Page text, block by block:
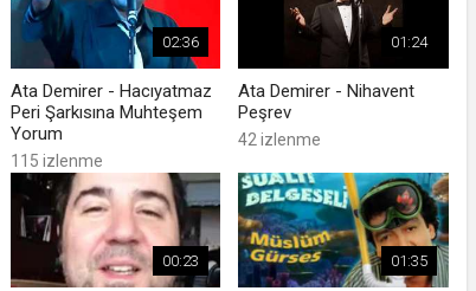
02:36
Ata Demirer - Hacıyatmaz
Peri Şarkısına Muhteşem
Yorum
115 izlenme
01:24
Ata Demirer - Nihavent
Peşrev
42 izlenme
00:23 01:35